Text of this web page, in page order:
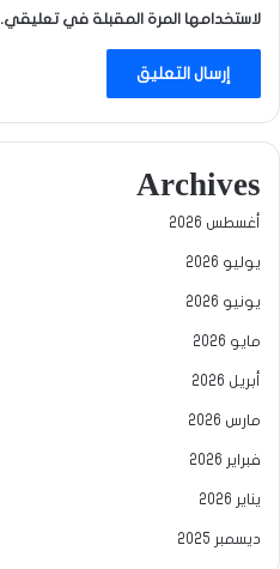
لاستخدامها المرة المقبلة في تعليقي.
Archives
أغسطس 2026
يوليو 2026
يونيو 2026
مايو 2026
أبريل 2026
مارس 2026
فبراير 2026
يناير 2026
ديسمبر 2025